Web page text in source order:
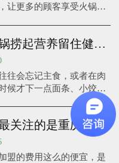
让更多的顾客享受火锅的
重庆火锅捞起营养留住健康 加盟要考虑合理搭配
往会忘记主食，或者在肉
候才下一点面条、小饺子
这种做法的结果就是肉类
淀粉严重不足，体内产生
投资者最关注的是重庆火锅加盟的价格
盟的费用这么的便宜，是